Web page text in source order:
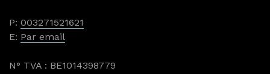
P: 003271521621
E: Par email
N° TVA : BE1014398779